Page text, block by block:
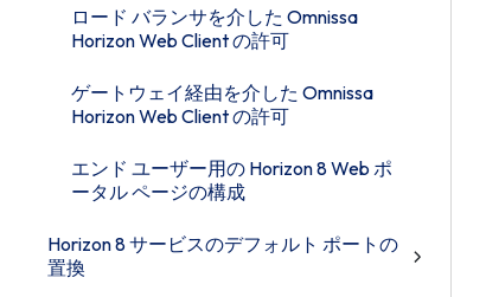
ロード バランサを介した Omnissa
Horizon Web Client の許可
ゲートウェイ経由を介した Omnissa
Horizon Web Client の許可
エンド ユーザー用の Horizon 8 Web ポ
ータル ページの構成
Horizon 8 サービスのデフォルト ポートの
置換